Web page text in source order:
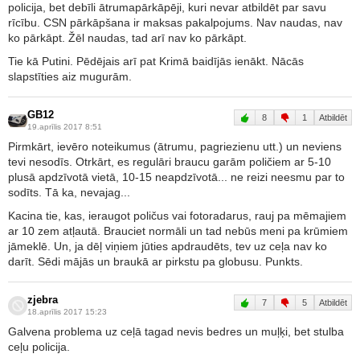
policija, bet debīli ātrumapārkāpēji, kuri nevar atbildēt par savu
rīcību. CSN pārkāpšana ir maksas pakalpojums. Nav naudas, nav
ko pārkāpt. Žēl naudas, tad arī nav ko pārkāpt.
Tie kā Putini. Pēdējais arī pat Krimā baidījās ienākt. Nācās
slapstīties aiz mugurām.
GB12
19.aprīlis 2017 8:51
8 1 Atbildēt
Pirmkārt, ievēro noteikumus (ātrumu, pagriezienu utt.) un neviens
tevi nesodīs. Otrkārt, es regulāri braucu garām poličiem ar 5-10
plusā apdzīvotā vietā, 10-15 neapdzīvotā... ne reizi neesmu par to
sodīts. Tā ka, nevajag...
Kacina tie, kas, ieraugot poličus vai fotoradarus, rauj pa mēmajiem
ar 10 zem atļautā. Brauciet normāli un tad nebūs meni pa krūmiem
jāmeklē. Un, ja dēļ viņiem jūties apdraudēts, tev uz ceļa nav ko
darīt. Sēdi mājās un braukā ar pirkstu pa globusu. Punkts.
zjebra
18.aprīlis 2017 15:23
7 5 Atbildēt
Galvena problema uz ceļā tagad nevis bedres un muļķi, bet stulba
ceļu policija.